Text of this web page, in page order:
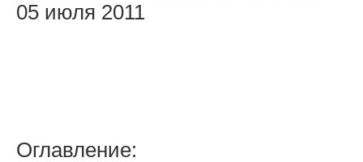
05 июля 2011
Оглавление: